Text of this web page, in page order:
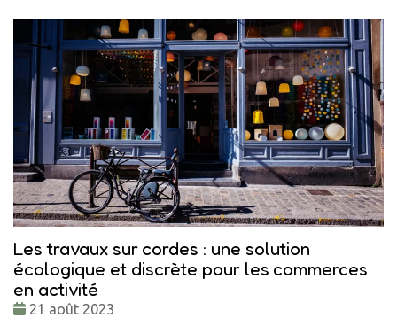
Les travaux sur cordes : une solution
écologique et discrète pour les commerces
en activité
Date
21 août 2023